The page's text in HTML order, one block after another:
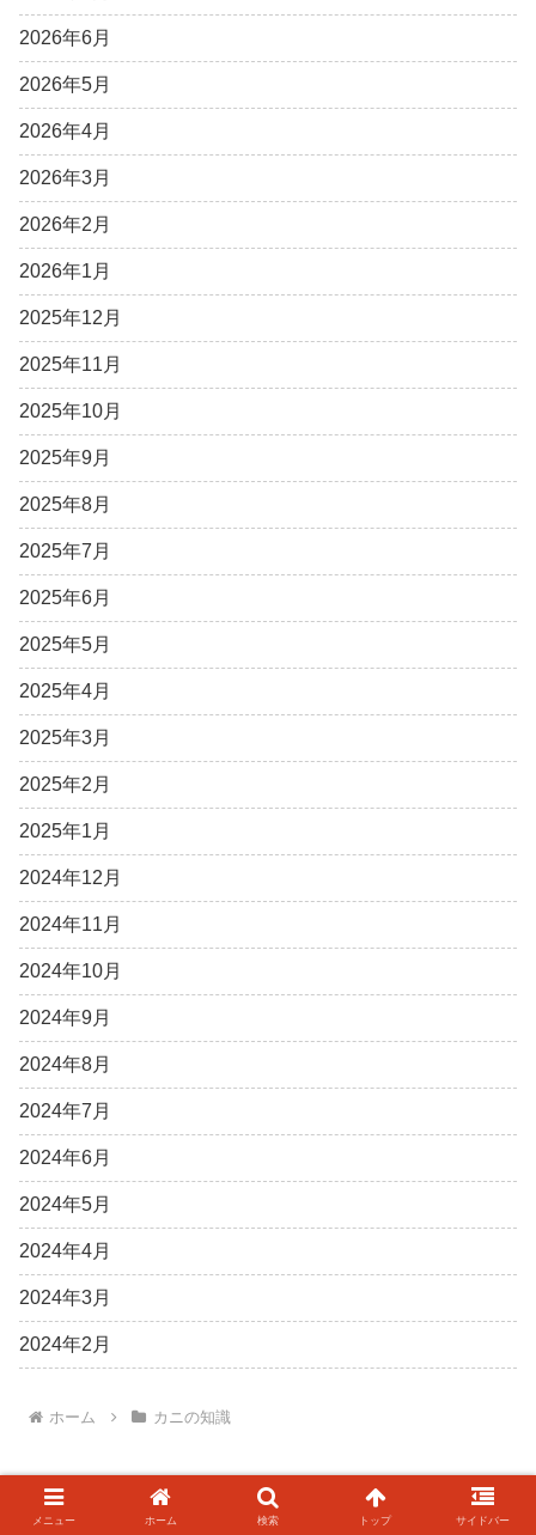
2026年6月
2026年5月
2026年4月
2026年3月
2026年2月
2026年1月
2025年12月
2025年11月
2025年10月
2025年9月
2025年8月
2025年7月
2025年6月
2025年5月
2025年4月
2025年3月
2025年2月
2025年1月
2024年12月
2024年11月
2024年10月
2024年9月
2024年8月
2024年7月
2024年6月
2024年5月
2024年4月
2024年3月
2024年2月
ホーム カニの知識
メニュー ホーム 検索 トップ サイドバー